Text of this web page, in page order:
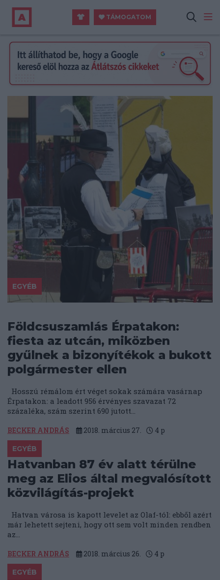
TÁMOGATOM
EGYÉB
Földcsuszamlás Érpatakon:
fiesta az utcán, miközben
gyűlnek a bizonyítékok a bukott
polgármester ellen
Hosszú rémálom ért véget sokak számára vasárnap
Érpatakon: a leadott 956 érvényes szavazat 72
százaléka, szám szerint 690 jutott...
BECKER ANDRÁS 2018. március 27. 4 p
EGYÉB
Hatvanban 87 év alatt térülne
meg az Elios által megvalósított
közvilágítás-projekt
Hatvan városa is kapott levelet az Olaf-tól: ebből azért
már lehetett sejteni, hogy ott sem volt minden rendben
az...
BECKER ANDRÁS 2018. március 26. 4 p
EGYÉB